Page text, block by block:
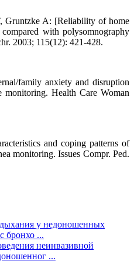
Gruntzke A: [Reliability of home
with polysomnography
2003; 115(12): 421-428.
family anxiety and disruption
monitoring. Health Care Woman
and coping patterns of
monitoring. Issues Compr. Ped.
у недоношенных
бронхо ...
неинвазивной
...